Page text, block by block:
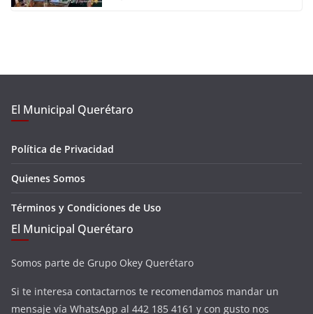
El Municipal Querétaro
Política de Privacidad
Quienes Somos
Términos y Condiciones de Uso
El Municipal Querétaro
Somos parte de Grupo Okey Querétaro
Si te interesa contactarnos te recomendamos mandar un
mensaje vía WhatsApp al 442 185 4161 y con gusto nos